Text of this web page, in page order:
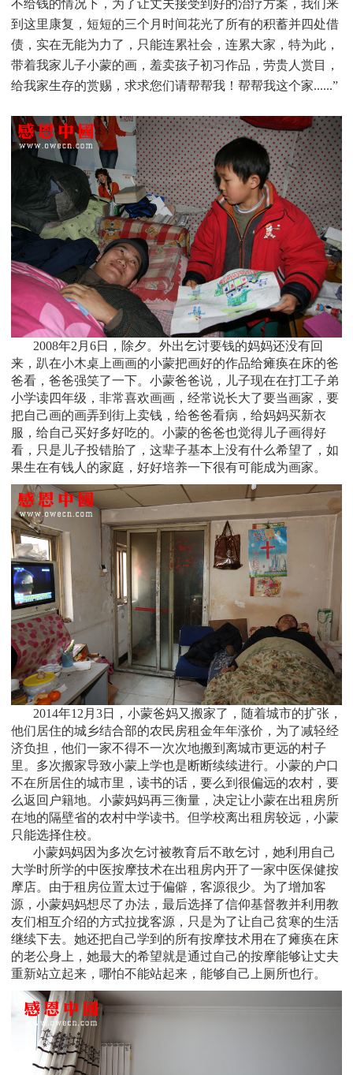
不给钱的情况下，为了让丈夫接受到好的治疗方案，我们来
到这里康复，短短的三个月时间花光了所有的积蓄并四处借
债，实在无能为力了，只能连累社会，连累大家，特为此，
带着我家儿子小蒙的画，羞卖孩子初习作品，劳贵人赏目，
给我家生存的赏赐，求求您们请帮帮我！帮帮我这个家......”
2008年2月6日，除夕。外出乞讨要钱的妈妈还没有回
来，趴在小木桌上画画的小蒙把画好的作品给瘫痪在床的爸
爸看，爸爸强笑了一下。小蒙爸爸说，儿子现在在打工子弟
小学读四年级，非常喜欢画画，经常说长大了要当画家，要
把自己画的画弄到街上卖钱，给爸爸看病，给妈妈买新衣
服，给自己买好多好吃的。小蒙的爸爸也觉得儿子画得好
看，只是儿子投错胎了，这辈子基本上没有什么希望了，如
果生在有钱人的家庭，好好培养一下很有可能成为画家。
2014年12月3日，小蒙爸妈又搬家了，随着城市的扩张，
他们居住的城乡结合部的农民房租金年年涨价，为了减轻经
济负担，他们一家不得不一次次地搬到离城市更远的村子
里。多次搬家导致小蒙上学也是断断续续进行。小蒙的户口
不在所居住的城市里，读书的话，要么到很偏远的农村，要
么返回户籍地。小蒙妈妈再三衡量，决定让小蒙在出租房所
在地的隔壁省的农村中学读书。但学校离出租房较远，小蒙
只能选择住校。
小蒙妈妈因为多次乞讨被教育后不敢乞讨，她利用自己
大学时所学的中医按摩技术在出租房内开了一家中医保健按
摩店。由于租房位置太过于偏僻，客源很少。为了增加客
源，小蒙妈妈想尽了办法，最后选择了信仰基督教并利用教
友们相互介绍的方式拉拢客源，只是为了让自己贫寒的生活
继续下去。她还把自己学到的所有按摩技术用在了瘫痪在床
的老公身上，她最大的希望就是通过自己的按摩能够让丈夫
重新站立起来，哪怕不能站起来，能够自己上厕所也行。